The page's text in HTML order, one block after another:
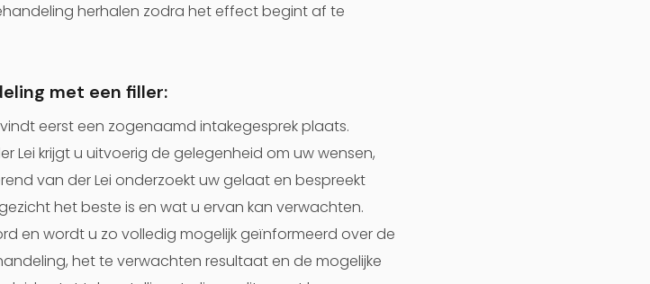
herhalen zodra het effect begint af te
met een filler:
eerst een zogenaamd intakegesprek plaats.
Lei krijgt u uitvoerig de gelegenheid om uw wensen,
van der Lei onderzoekt uw gelaat en bespreekt
het beste is en wat u ervan kan verwachten.
en wordt u zo volledig mogelijk geïnformeerd over de
het te verwachten resultaat en de mogelijke